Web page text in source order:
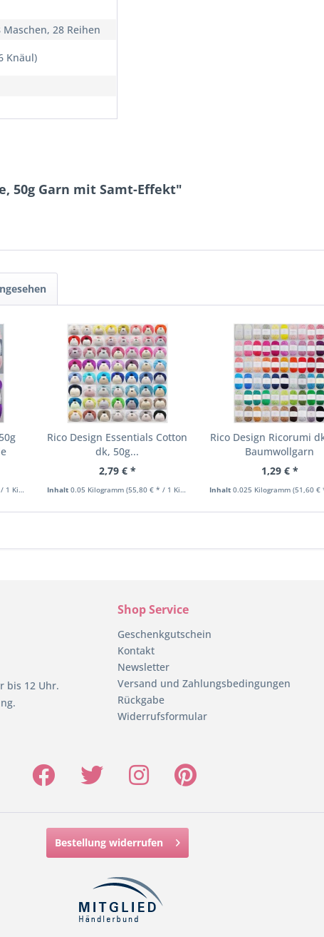
Maschen, 28 Reihen
Knäul)
50g Garn mit Samt-Effekt"
Rico Design Essentials Cotton
dk, 50g...
2,79 € *
Inhalt0.05 Kilogramm(55,80 € * / 1 Kilogramm)
Rico Design Ricorumi
Baumwollgarn
1,29 € *
Inhalt 0.025 Kilogramm (51,60 € * / 1
bis 12 Uhr.
Shop Service
Geschenkgutschein
Kontakt
Newsletter
Versand und Zahlungsbedingungen
Rückgabe
Widerrufsformular
Bestellung widerrufen